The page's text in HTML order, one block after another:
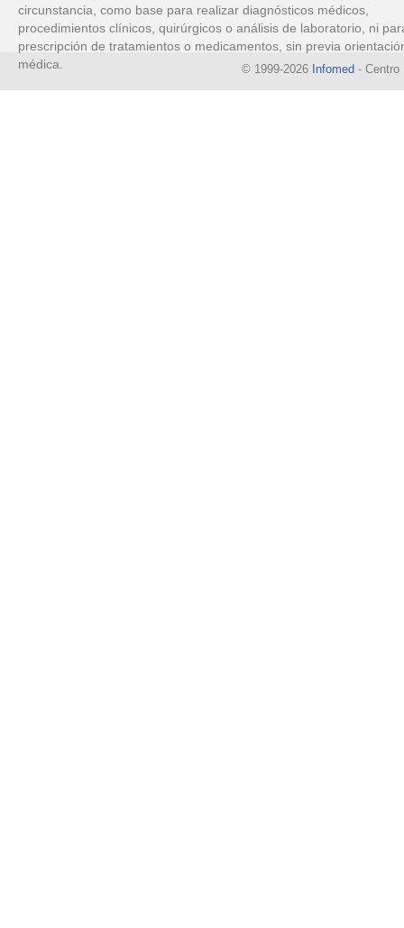
circunstancia, como base para realizar diagnósticos médicos,
procedimientos clínicos, quirúrgicos o análisis de laboratorio, ni
prescripción de tratamientos o medicamentos, sin previa
médica.
© 1999-2026 Infomed - Centro